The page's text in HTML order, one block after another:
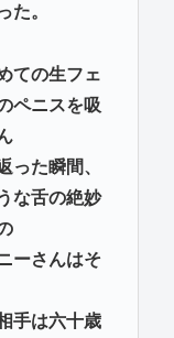
。
ての生フェ
ペニスを吸
た瞬間、
な舌の絶妙
ーさんはそ
手は六十歳